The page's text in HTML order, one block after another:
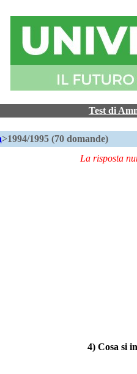
Test di
>1994/1995 (70 domande)
La risposta
4) Cosa si